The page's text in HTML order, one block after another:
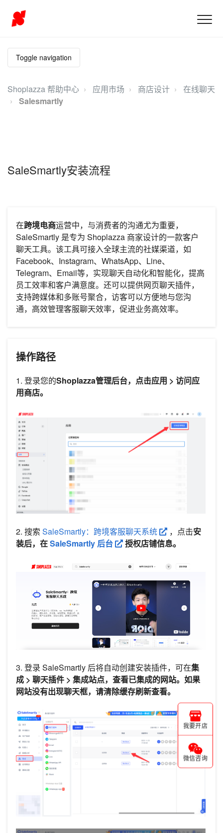
Toggle navigation
Shoplazza 帮助中心 应用市场 商店设计
在线聊天
Salesmartly
SaleSmartly安装流程
在跨境电商运营中，与消费者的沟通尤为重要，
SaleSmartly 是专为 Shoplazza 商家设计的一款客户
聊天工具。该工具可接入全球主流的社媒渠道，如
Facebook、Instagram、WhatsApp、Line、
Telegram、Email等，实现聊天自动化和智能化，提高
员工效率和客户满意度。还可以提供网页聊天插件，
支持跨媒体和多账号聚合，访客可以方便地与您沟
通，高效管理客服聊天效率，促进业务高效率。
操作路径
1. 登录您的Shoplazza管理后台，点击应用 > 访问应
用商店。
2. 搜索 SaleSmartly：跨境客服聊天系统 ，点击安
装后，在SaleSmartly 后台 授权店铺信息。
3. 登录 SaleSmartly 后将自动创建安装插件，可在集
成 > 聊天插件 > 集成站点，查看已集成的网站。如果
网站没有出现聊天框，请清除缓存刷新查看。
我要开店
微信咨询